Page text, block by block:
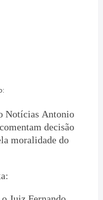
Notícias Antonio
decisão
moralidade do